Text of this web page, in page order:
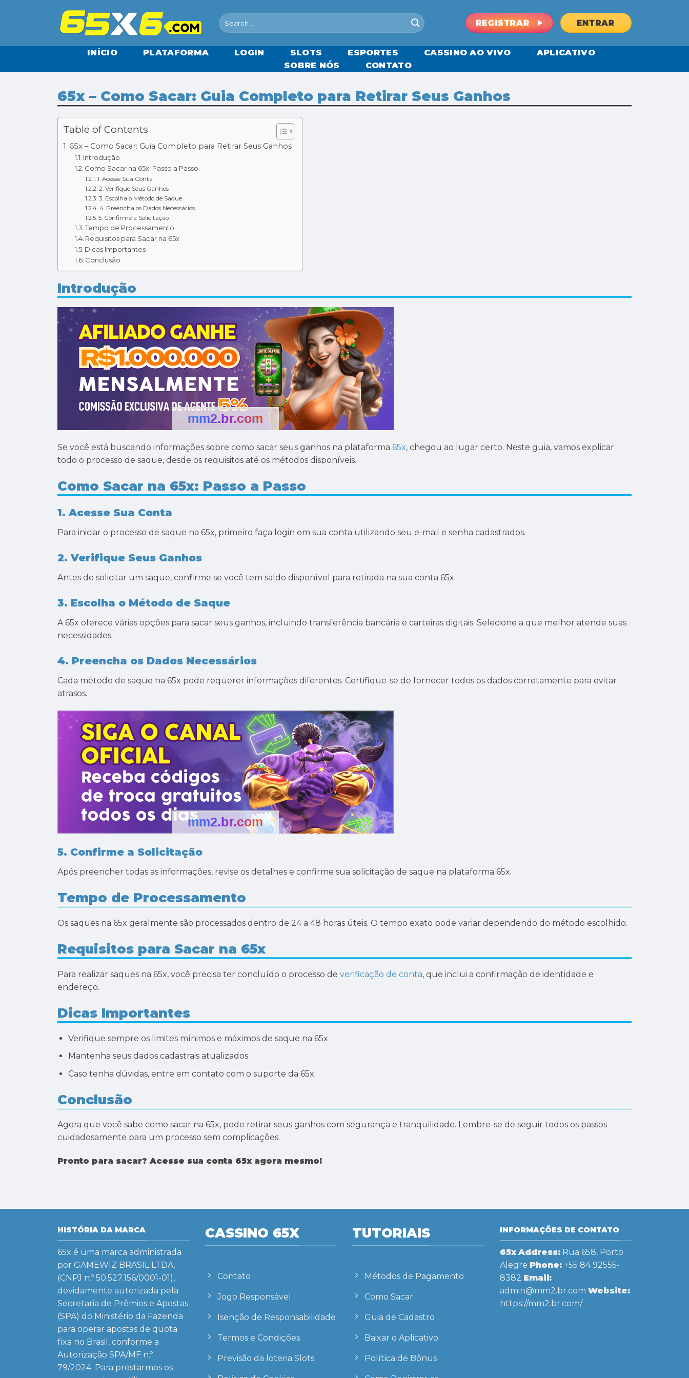
REGISTRAR ENTRAR
INÍCIO PLATAFORMA LOGIN SLOTS ESPORTES CASSINO AO VIVO
APLICATIVO
SOBRE NÓS
CONTATO
65x – Como Sacar: Guia Completo para Retirar Seus Ganhos
Table of Contents
65x – Como Sacar: Guia Completo para Retirar Seus Ganhos
Introdução
Como Sacar na 65x: Passo a Passo
1. Acesse Sua Conta
2. Verifique Seus Ganhos
3. Escolha o Método de Saque
4. Preencha os Dados Necessários
5. Confirme a Solicitação
Tempo de Processamento
Requisitos para Sacar na 65x
Dicas Importantes
Conclusão
Introdução
Se você está buscando informações sobre como sacar seus ganhos na plataforma 65x, chegou ao lugar certo. Neste guia, vamos explicar
todo o processo de saque, desde os requisitos até os métodos disponíveis.
Como Sacar na 65x: Passo a Passo
1. Acesse Sua Conta
Para iniciar o processo de saque na 65x, primeiro faça login em sua conta utilizando seu e-mail e senha cadastrados.
2. Verifique Seus Ganhos
Antes de solicitar um saque, confirme se você tem saldo disponível para retirada na sua conta 65x.
3. Escolha o Método de Saque
A 65x oferece várias opções para sacar seus ganhos, incluindo transferência bancária e carteiras digitais. Selecione a que melhor atende suas
necessidades.
4. Preencha os Dados Necessários
Cada método de saque na 65x pode requerer informações diferentes. Certifique-se de fornecer todos os dados corretamente para evitar
atrasos.
5. Confirme a Solicitação
Após preencher todas as informações, revise os detalhes e confirme sua solicitação de saque na plataforma 65x.
Tempo de Processamento
Os saques na 65x geralmente são processados dentro de 24 a 48 horas úteis. O tempo exato pode variar dependendo do método escolhido.
Requisitos para Sacar na 65x
Para realizar saques na 65x, você precisa ter concluído o processo de verificação de conta, que inclui a confirmação de identidade e
endereço.
Dicas Importantes
Verifique sempre os limites mínimos e máximos de saque na 65x
Mantenha seus dados cadastrais atualizados
Caso tenha dúvidas, entre em contato com o suporte da 65x
Conclusão
Agora que você sabe como sacar na 65x, pode retirar seus ganhos com segurança e tranquilidade. Lembre-se de seguir todos os passos
cuidadosamente para um processo sem complicações.
Pronto para sacar? Acesse sua conta 65x agora mesmo!
HISTÓRIA DA MARCA
65x é uma marca administrada
por GAMEWIZ BRASIL LTDA.
(CNPJ n.º 50.527.156/0001-01),
devidamente autorizada pela
Secretaria de Prêmios e Apostas
(SPA) do Ministério da Fazenda
para operar apostas de quota
fixa no Brasil, conforme a
Autorização SPA/MF n.º
79/2024. Para prestarmos os
CASSINO 65X
Contato
Jogo Responsável
Isenção de Responsabilidade
Termos e Condições
Previsão da loteria Slots
TUTORIAIS
Métodos de Pagamento
Como Sacar
Guia de Cadastro
Baixar o Aplicativo
Política de Bônus
INFORMAÇÕES DE CONTATO
65x Address:Rua 658, Porto
Alegre Phone:+55 84 92555-
8382 Email:
admin@mm2.br.com Website:
https://mm2.br.com/